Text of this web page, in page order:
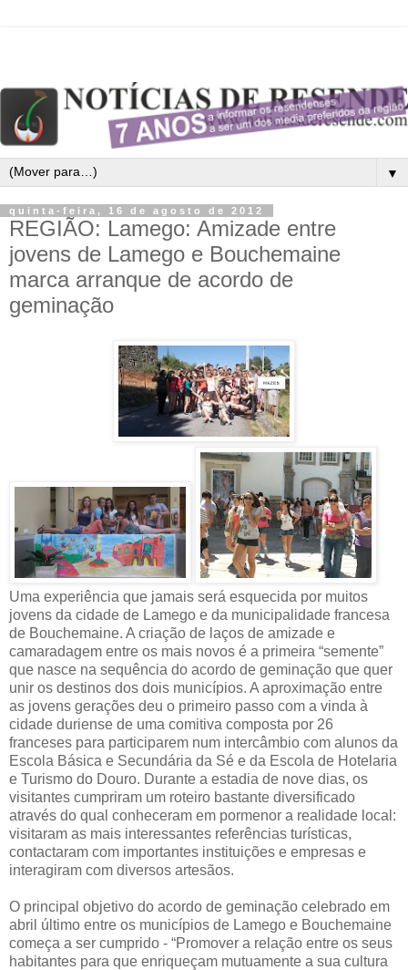
▼
quinta-feira, 16 de agosto de 2012
REGIÃO: Lamego: Amizade entre
jovens de Lamego e Bouchemaine
marca arranque de acordo de
geminação
Uma experiência que jamais será esquecida por muitos
jovens da cidade de Lamego e da municipalidade francesa
de Bouchemaine. A criação de laços de amizade e
camaradagem entre os mais novos é a primeira “semente”
que nasce na sequência do acordo de geminação que quer
unir os destinos dos dois municípios. A aproximação entre
as jovens gerações deu o primeiro passo com a vinda à
cidade duriense de uma comitiva composta por 26
franceses para participarem num intercâmbio com alunos da
Escola Básica e Secundária da Sé e da Escola de Hotelaria
e Turismo do Douro. Durante a estadia de nove dias, os
visitantes cumpriram um roteiro bastante diversificado
através do qual conheceram em pormenor a realidade local:
visitaram as mais interessantes referências turísticas,
contactaram com importantes instituições e empresas e
interagiram com diversos artesãos.
O principal objetivo do acordo de geminação celebrado em
abril último entre os municípios de Lamego e Bouchemaine
começa a ser cumprido - “Promover a relação entre os seus
habitantes para que enriqueçam mutuamente a sua cultura